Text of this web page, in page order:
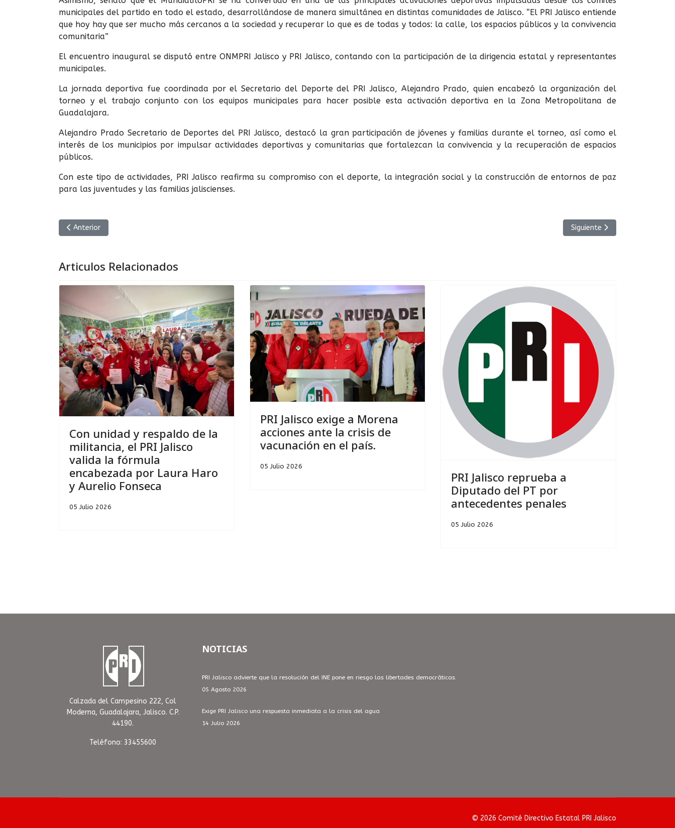
municipales del partido en todo el estado, desarrollándose de manera simultánea en distintas comunidades de Jalisco. “El PRI Jalisco entiende
que hoy hay que ser mucho más cercanos a la sociedad y recuperar lo que es de todas y todos: la calle, los espacios públicos y la convivencia
comunitaria”
El encuentro inaugural se disputó entre ONMPRI Jalisco y PRI Jalisco, contando con la participación de la dirigencia estatal y representantes
municipales.
La jornada deportiva fue coordinada por el Secretario del Deporte del PRI Jalisco, Alejandro Prado, quien encabezó la organización del
torneo y el trabajo conjunto con los equipos municipales para hacer posible esta activación deportiva en la Zona Metropolitana de
Guadalajara.
Alejandro Prado Secretario de Deportes del PRI Jalisco, destacó la gran participación de jóvenes y familias durante el torneo, así como el
interés de los municipios por impulsar actividades deportivas y comunitarias que fortalezcan la convivencia y la recuperación de espacios
públicos.
Con este tipo de actividades, PRI Jalisco reafirma su compromiso con el deporte, la integración social y la construcción de entornos de paz
para las juventudes y las familias jaliscienses.
Artículo anterior: MC y Morena van a la cama: Laura Haro
Anterior Artículo siguiente: CNOP
Siguiente
Articulos Relacionados
Con unidad y respaldo de la
militancia, el PRI Jalisco
valida la fórmula
encabezada por Laura Haro
y Aurelio Fonseca
05 Julio 2026
PRI Jalisco exige a Morena
acciones ante la crisis de
vacunación en el país.
05 Julio 2026
PRI Jalisco reprueba a
Diputado del PT por
antecedentes penales
05 Julio 2026
Calzada del Campesino 222, Col
Moderna, Guadalajara, Jalisco. C.P.
44190.
Teléfono: 33455600
NOTICIAS
PRI Jalisco advierte que la resolución del INE pone en riesgo las libertades democráticas.
05 Agosto 2026
Exige PRI Jalisco una respuesta inmediata a la crisis del agua
14 Julio 2026
© 2026 Comité Directivo Estatal PRI Jalisco